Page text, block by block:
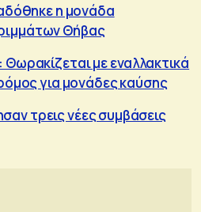
η μονάδα
Θήβας
Θωρακίζεται με εναλλακτικά
για μονάδες καύσης
τρεις νέες συμβάσεις